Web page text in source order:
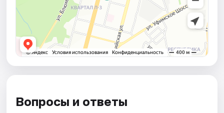
Вопросы и ответы